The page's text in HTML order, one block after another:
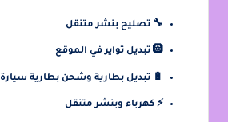
🔧 تصليح بنشر متنقل
🛞 تبديل تواير في الموقع
🔋 تبديل بطارية وشحن بطارية سيارة
⚡ كهرباء وبنشر متنقل